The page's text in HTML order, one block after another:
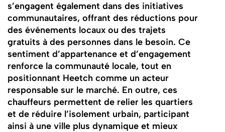
s’engagent également dans des initiatives
communautaires, offrant des réductions pour
des événements locaux ou des trajets
gratuits à des personnes dans le besoin. Ce
sentiment d’appartenance et d’engagement
renforce la communauté locale, tout en
positionnant Heetch comme un acteur
responsable sur le marché. En outre, ces
chauffeurs permettent de relier les quartiers
et de réduire l’isolement urbain, participant
ainsi à une ville plus dynamique et mieux